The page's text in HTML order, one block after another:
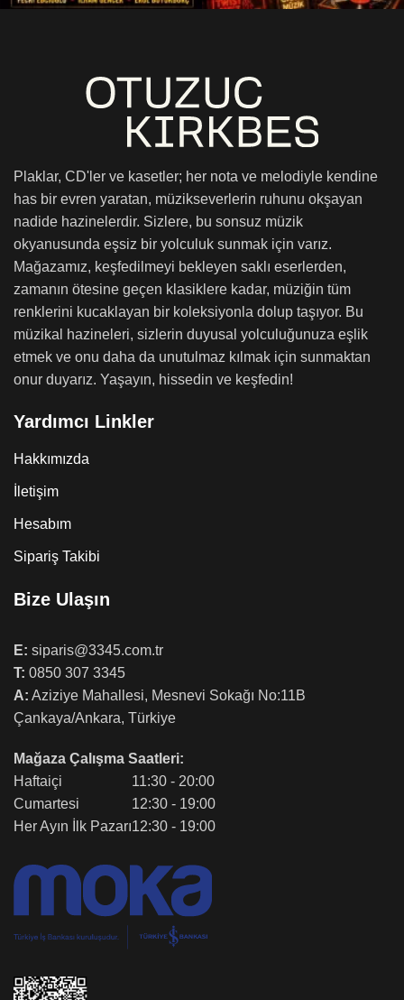
Plaklar, CD'ler ve kasetler; her nota ve melodiyle kendine
has bir evren yaratan, müzikseverlerin ruhunu okşayan
nadide hazinelerdir. Sizlere, bu sonsuz müzik
okyanusunda eşsiz bir yolculuk sunmak için varız.
Mağazamız, keşfedilmeyi bekleyen saklı eserlerden,
zamanın ötesine geçen klasiklere kadar, müziğin tüm
renklerini kucaklayan bir koleksiyonla dolup taşıyor. Bu
müzikal hazineleri, sizlerin duyusal yolculuğunuza eşlik
etmek ve onu daha da unutulmaz kılmak için sunmaktan
onur duyarız. Yaşayın, hissedin ve keşfedin!
Yardımcı Linkler
Hakkımızda
İletişim
Hesabım
Sipariş Takibi
Bize Ulaşın
E: siparis@3345.com.tr
T: 0850 307 3345
A: Aziziye Mahallesi, Mesnevi Sokağı No:11B
Çankaya/Ankara, Türkiye
Mağaza Çalışma Saatleri:
Haftaiçi
Cumartesi
Her Ayın İlk Pazarı
11:30 - 20:00
12:30 - 19:00
12:30 - 19:00